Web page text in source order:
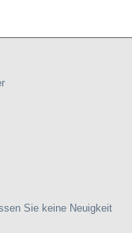
Sie keine Neuigkeit